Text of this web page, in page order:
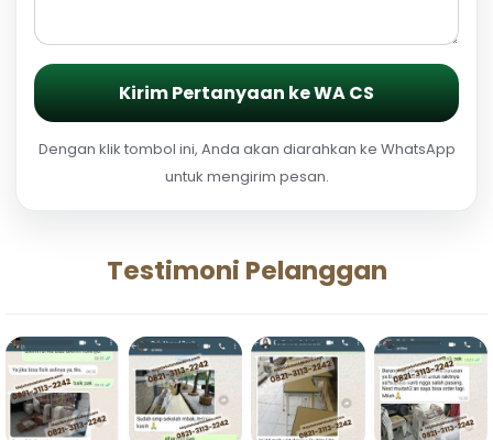
Kirim Pertanyaan ke WA CS
Dengan klik tombol ini, Anda akan diarahkan ke WhatsApp
untuk mengirim pesan.
Testimoni Pelanggan